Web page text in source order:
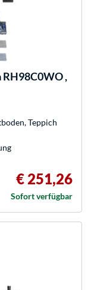
RH98C0WO ,
Teppich
€ 251,26
Sofort verfügbar